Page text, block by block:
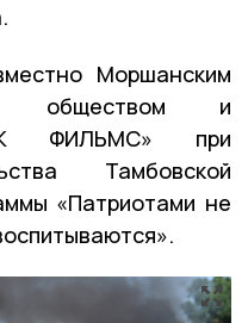
Моршанским
обществом и
ФИЛЬМС» при
Тамбовской
«Патриотами не